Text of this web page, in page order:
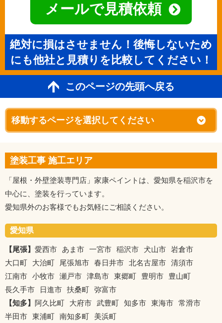
メールで見積依頼
絶対に損はさせません！後悔しないため
にも他社と見積りを比較してください！
このページの先頭へ戻る
塗装工事 施工エリア
「屋根・外壁塗装専門店」家康ペイントは、愛知県を稲沢市を
中心に、塗装を行っています。
愛知県外のお客様でもお気軽にご相談ください。
愛知県
【尾張】 愛西市 あま市 一宮市 稲沢市 犬山市 岩倉市
大口町
大治町 尾張旭市 春日井市 北名古屋市 清須市
江南市 小牧市 瀬戸市 津島市 東郷町 豊明市
豊山町
長久手市
日進市 扶桑町 弥富市
【知多】 阿久比町 大府市 武豊町 知多市 東海市 常滑市
半田市 東浦町 南知多町
美浜町